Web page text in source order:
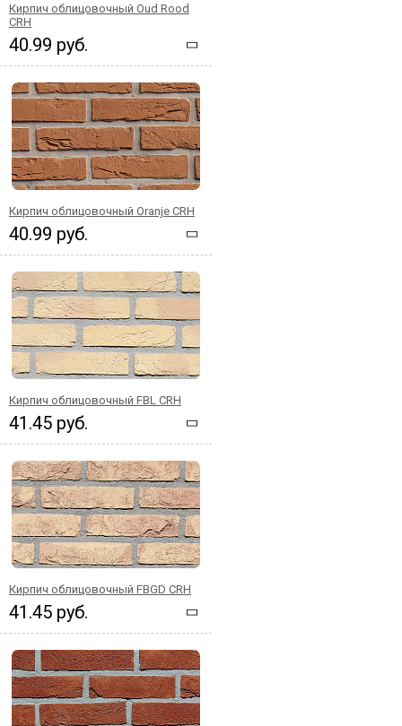
Кирпич облицовочный Oud Rood
CRH
40.99 руб.
Кирпич облицовочный Oranje CRH
40.99 руб.
Кирпич облицовочный FBL CRH
41.45 руб.
Кирпич облицовочный FBGD CRH
41.45 руб.